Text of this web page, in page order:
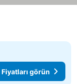
Fiyatları görün